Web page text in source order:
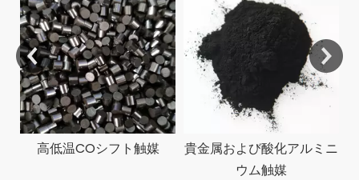
高低温COシフト触媒
貴金属および酸化アルミニ
ウム触媒